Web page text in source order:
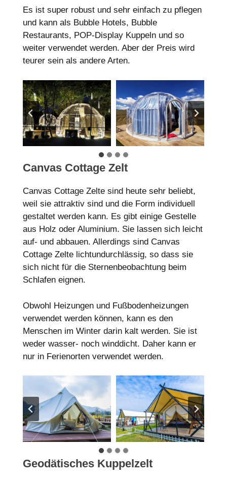
Es ist super robust und sehr einfach zu pflegen
und kann als Bubble Hotels, Bubble
Restaurants, POP-Display Kuppeln und so
weiter verwendet werden. Aber der Preis wird
teurer sein als andere Arten.
Canvas Cottage Zelt
Canvas Cottage Zelte sind heute sehr beliebt,
weil sie attraktiv sind und die Form individuell
gestaltet werden kann. Es gibt einige Gestelle
aus Holz oder Aluminium. Sie lassen sich leicht
auf- und abbauen. Allerdings sind Canvas
Cottage Zelte lichtundurchlässig, so dass sie
sich nicht für die Sternenbeobachtung beim
Schlafen eignen.
Obwohl Heizungen und Fußbodenheizungen
verwendet werden können, kann es den
Menschen im Winter darin kalt werden. Sie ist
weder wasser- noch winddicht. Daher kann er
nur in Ferienorten verwendet werden.
Geodätisches Kuppelzelt